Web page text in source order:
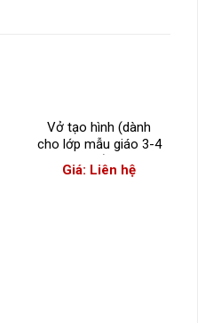
Vở tạo hình (dành
cho lớp mẫu giáo 3-4
tuổi)
Giá: Liên hệ